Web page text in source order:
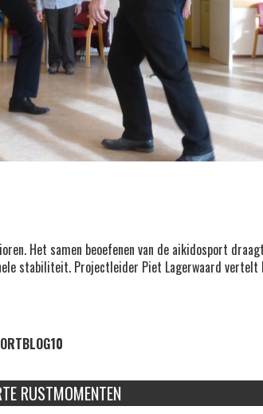
Het samen beoefenen van de aikidosport
stabiliteit. Projectleider Piet Lagerwaard vertelt
RUSTMOMENTEN